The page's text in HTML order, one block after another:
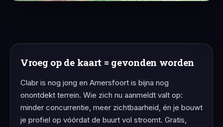
Vroeg op de kaart = gevonden worden
Clabr is nog jong en Amersfoort is bijna nog
onontdekt terrein. Wie zich nu aanmeldt valt op:
minder concurrentie, meer zichtbaarheid, én je bouwt
je profiel op vóórdat de buurt vol stroomt. Gratis,